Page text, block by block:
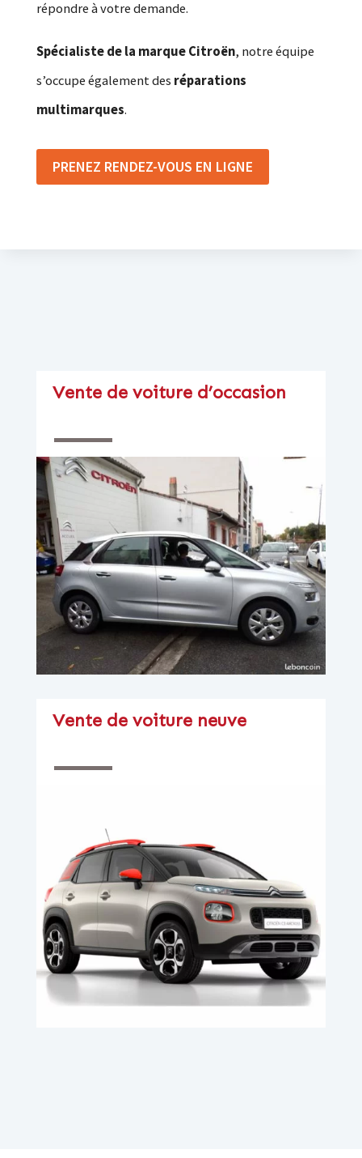
répondre à votre demande.
Spécialiste de la marque Citroën, notre équipe
s’occupe également des réparations
multimarques.
PRENEZ RENDEZ-VOUS EN LIGNE
Vente de voiture d’occasion
Vente de voiture neuve